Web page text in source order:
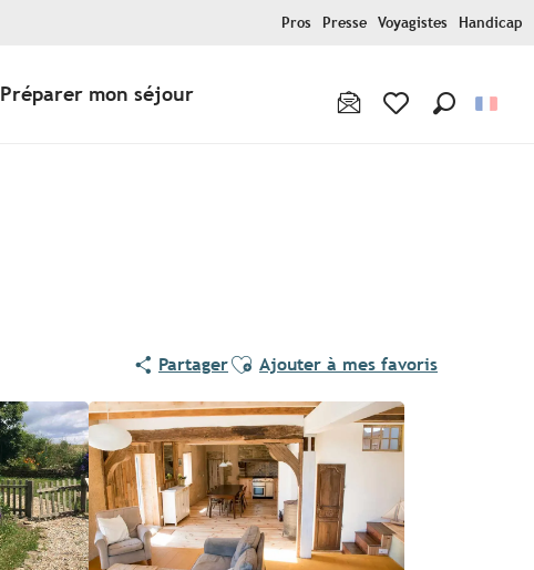
Pros Presse Voyagistes Handicap
Préparer mon séjour
PartagerAjouter aux favoris
Ajouter à mes favoris